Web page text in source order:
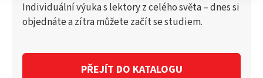
Individuální výuka s lektory z celého světa – dnes si
objednáte a zítra můžete začít se studiem.
PŘEJÍT DO KATALOGU